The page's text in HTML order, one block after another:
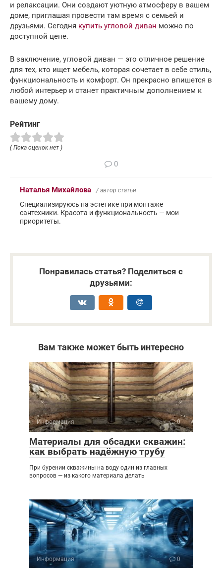
и релаксации. Они создают уютную атмосферу в вашем
доме, приглашая провести там время с семьей и
друзьями. Сегодня купить угловой диван можно по
доступной цене.
В заключение, угловой диван — это отличное решение
для тех, кто ищет мебель, которая сочетает в себе стиль,
функциональность и комфорт. Он прекрасно впишется в
любой интерьер и станет практичным дополнением к
вашему дому.
Рейтинг
( Пока оценок нет )
0
Наталья Михайлова / автор статьи
Специализируюсь на эстетике при монтаже
сантехники. Красота и функциональность — мои
приоритеты.
Понравилась статья? Поделиться с
друзьями:
Вам также может быть интересно
Информация 0
Материалы для обсадки скважин:
как выбрать надёжную трубу
При бурении скважины на воду один из главных
вопросов — из какого материала делать
Информация 0